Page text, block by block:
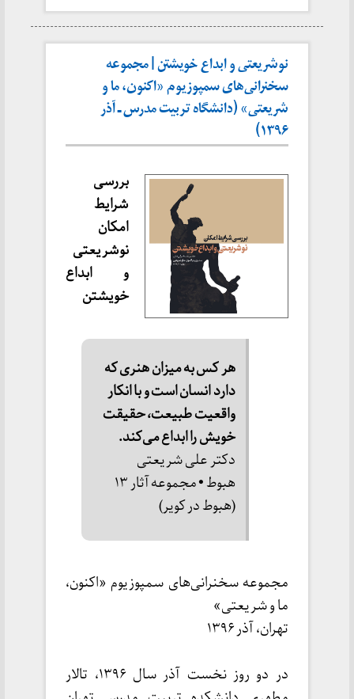
نوشریعتی و ابداع خویشتن | مجموعه
سخنرانی‌های سمپوزیوم «اکنون، ما و
شریعتی» (دانشگاه تربیت مدرس ـ آذر
۱۳۹۶)
بررسی
شرایط
امکان
نوشریعتی
و ابداع
خویشتن
خویش را ابداع می‌کند.
دکتر علی شریعتی
(هبوط در کویر)
مجموعه سخنرانی‌های سمپوزیوم «اکنون،
ما و شریعتی»
تهران، آذر ۱۳۹۶
در دو روز نخست آذر سال ۱۳۹۶، تالار